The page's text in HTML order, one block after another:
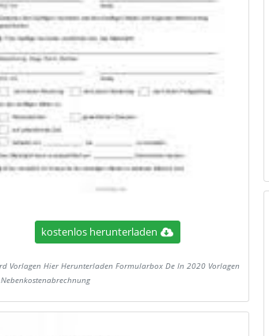
kostenlos herunterladen
Vorlagen Hier Herunterladen Formularbox De In 2020 Vorlagen